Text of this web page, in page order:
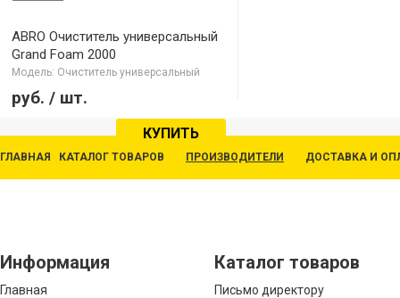
ABRO Очиститель универсальный
Grand Foam 2000
Модель: Очиститель универсальный
руб. / шт.
КУПИТЬ
ГЛАВНАЯ КАТАЛОГ ТОВАРОВ ПРОИЗВОДИТЕЛИ ДОСТАВКА И
Информация
Главная
Каталог товаров
Письмо директору